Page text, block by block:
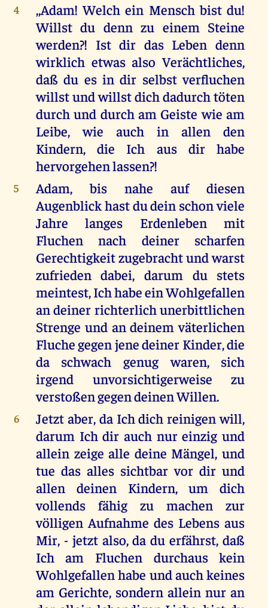
4
,,Adam! Welch ein Mensch bist du!
Willst du denn zu einem Steine
werden?! Ist dir das Leben denn
wirklich etwas also Verächtliches,
daß du es in dir selbst verfluchen
willst und willst dich dadurch töten
durch und durch am Geiste wie am
Leibe, wie auch in allen den
Kindern, die Ich aus dir habe
hervorgehen lassen?!
5
Adam, bis nahe auf diesen
Augenblick hast du dein schon viele
Jahre langes Erdenleben mit
Fluchen nach deiner scharfen
Gerechtigkeit zugebracht und warst
zufrieden dabei, darum du stets
meintest, Ich habe ein Wohlgefallen
an deiner richterlich unerbittlichen
Strenge und an deinem väterlichen
Fluche gegen jene deiner Kinder, die
da schwach genug waren, sich
irgend unvorsichtigerweise zu
verstoßen gegen deinen Willen.
6
Jetzt aber, da Ich dich reinigen will,
darum Ich dir auch nur einzig und
allein zeige alle deine Mängel, und
tue das alles sichtbar vor dir und
allen deinen Kindern, um dich
vollends fähig zu machen zur
völligen Aufnahme des Lebens aus
Mir, - jetzt also, da du erfährst, daß
Ich am Fluchen durchaus kein
Wohlgefallen habe und auch keines
am Gerichte, sondern allein nur an